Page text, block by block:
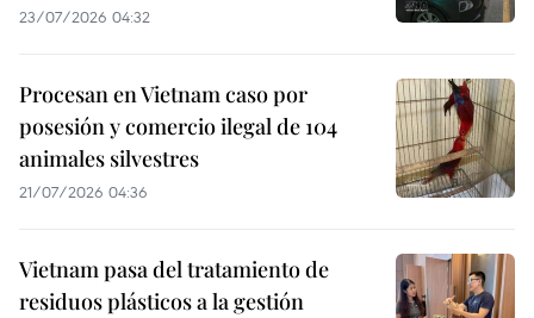
23/07/2026 04:32
Procesan en Vietnam caso por
posesión y comercio ilegal de 104
animales silvestres
21/07/2026 04:36
Vietnam pasa del tratamiento de
residuos plásticos a la gestión